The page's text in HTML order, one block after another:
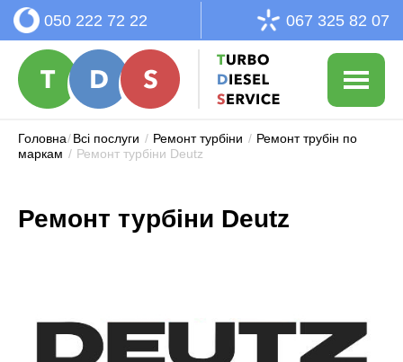
050 222 72 22 067 325 82 07
Головна/Всі послуги / Ремонт турбіни / Ремонт трубін по
маркам / Ремонт турбіни Deutz
Ремонт турбіни Deutz